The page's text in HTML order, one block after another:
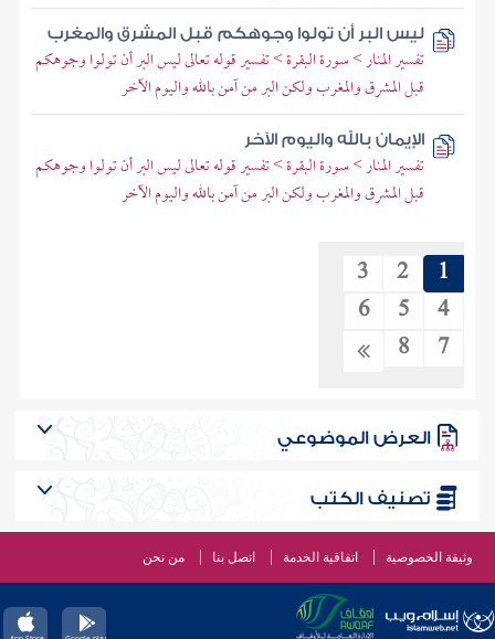
ليس البر أن تولوا وجوهكم قبل المشرق والمغرب
تفسير المنار > سورة البقرة > تفسير قوله تعالى ليس البر أن تولوا وجوهكم
قبل المشرق والمغرب ولكن البر من آمن بالله واليوم الآخر
الإيمان بالله واليوم الآخر
تفسير المنار > سورة البقرة > تفسير قوله تعالى ليس البر أن تولوا وجوهكم
قبل المشرق والمغرب ولكن البر من آمن بالله واليوم الآخر
1
2
3
4
5
6
7
8
العرض الموضوعي
تصنيف الكتب
وثيقة الخصوصية اتفاقية الخدمة اتصل بنا من نحن